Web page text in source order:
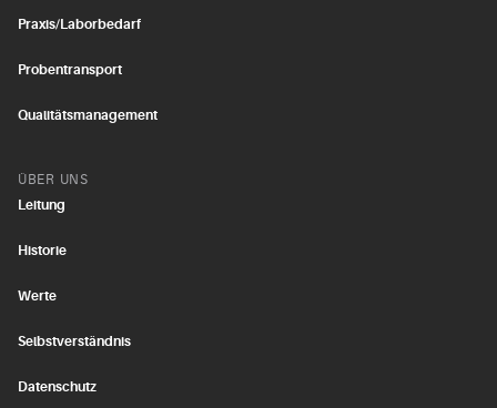
Praxis/Laborbedarf
Probentransport
Qualitätsmanagement
ÜBER UNS
Leitung
Historie
Werte
Selbstverständnis
Datenschutz